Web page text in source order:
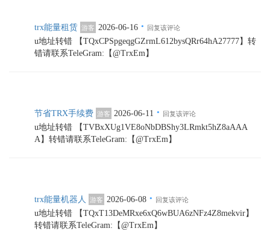
trx能量租赁 游客 2026-06-16 · 回复该评论
u地址转错 【TQxCPSpgeqgGZrmL612bysQRr64hA27777】转
错请联系TeleGram:【@TrxEm】
节省TRX手续费 游客 2026-06-11 · 回复该评论
u地址转错 【TVBxXUg1VE8oNbDBShy3LRmkt5hZ8aAAA
A】转错请联系TeleGram:【@TrxEm】
trx能量机器人 游客 2026-06-08 · 回复该评论
u地址转错 【TQxT13DeMRxe6xQ6wBUA6zNFz4Z8mekvir】
转错请联系TeleGram:【@TrxEm】